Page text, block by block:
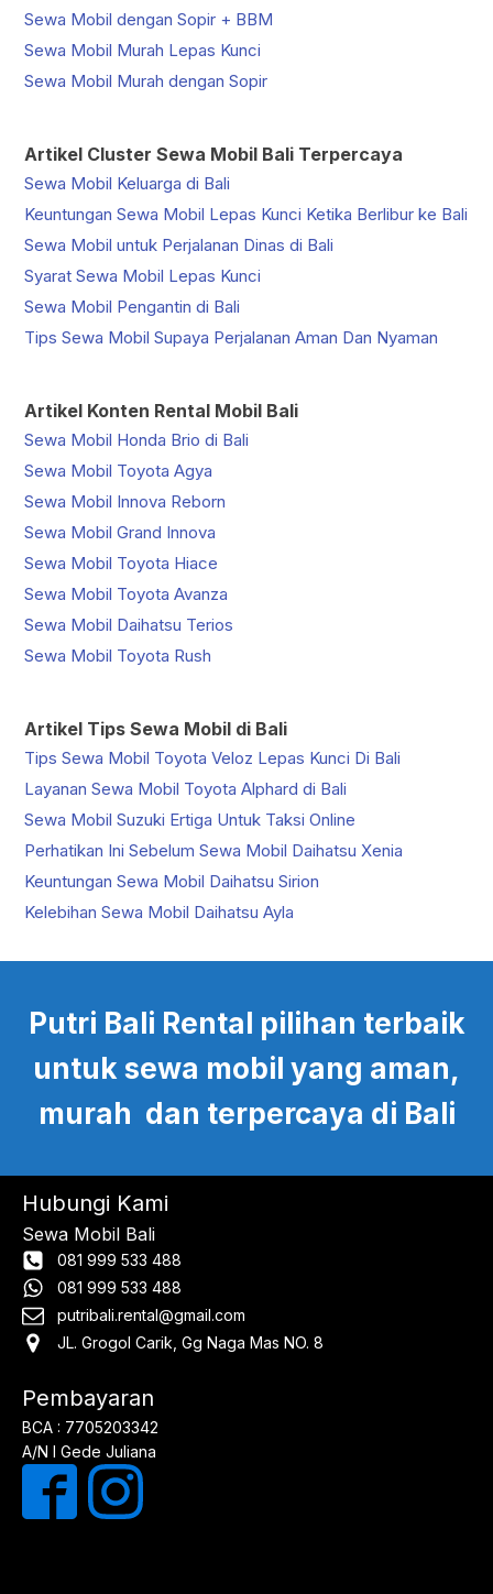
Sewa Mobil dengan Sopir + BBM
Sewa Mobil Murah Lepas Kunci
Sewa Mobil Murah dengan Sopir
Artikel Cluster Sewa Mobil Bali Terpercaya
Sewa Mobil Keluarga di Bali
Keuntungan Sewa Mobil Lepas Kunci Ketika Berlibur ke Bali
Sewa Mobil untuk Perjalanan Dinas di Bali
Syarat Sewa Mobil Lepas Kunci
Sewa Mobil Pengantin di Bali
Tips Sewa Mobil Supaya Perjalanan Aman Dan Nyaman
Artikel Konten Rental Mobil Bali
Sewa Mobil Honda Brio di Bali
Sewa Mobil Toyota Agya
Sewa Mobil Innova Reborn
Sewa Mobil Grand Innova
Sewa Mobil Toyota Hiace
Sewa Mobil Toyota Avanza
Sewa Mobil Daihatsu Terios
Sewa Mobil Toyota Rush
Artikel Tips Sewa Mobil di Bali
Tips Sewa Mobil Toyota Veloz Lepas Kunci Di Bali
Layanan Sewa Mobil Toyota Alphard di Bali
Sewa Mobil Suzuki Ertiga Untuk Taksi Online
Perhatikan Ini Sebelum Sewa Mobil Daihatsu Xenia
Keuntungan Sewa Mobil Daihatsu Sirion
Kelebihan Sewa Mobil Daihatsu Ayla
Putri Bali Rental pilihan terbaik
untuk sewa mobil yang aman,
murah dan terpercaya di Bali
Hubungi Kami
Sewa Mobil Bali
081 999 533 488
081 999 533 488
putribali.rental@gmail.com
JL. Grogol Carik, Gg Naga Mas NO. 8
Pembayaran
BCA : 7705203342
A/N I Gede Juliana